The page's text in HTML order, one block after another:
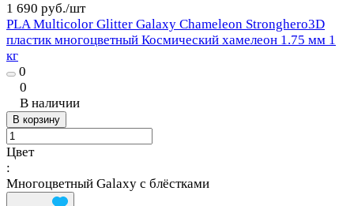
1 690 руб./шт
PLA Multicolor Glitter Galaxy Chameleon Stronghero3D
пластик многоцветный Космический хамелеон 1.75 мм 1
кг
0
0
В наличии
В корзину
Цвет
:
Многоцветный Galaxy с блёстками